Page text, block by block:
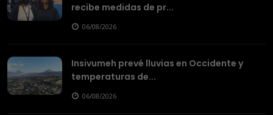
recibe medidas de pr...
06/08/2026
Insivumeh prevé lluvias en Occidente y
temperaturas de...
06/08/2026